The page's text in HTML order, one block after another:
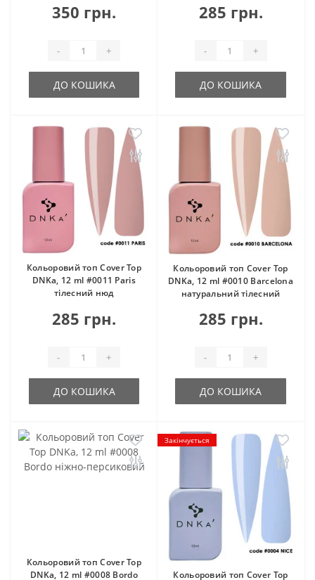
350 грн.
- +
ДО КОШИКА
285 грн.
- +
ДО КОШИКА
Кольоровий топ Cover Top
DNKa, 12 ml #0011 Paris
тілесний нюд
285 грн.
- +
ДО КОШИКА
Кольоровий топ Cover Top
DNKa, 12 ml #0010 Barcelona
натуральний тілесний
285 грн.
- +
ДО КОШИКА
Кольоровий топ Cover Top
DNKa, 12 ml #0008 Bordo
Закінчується
Кольоровий топ Cover Top